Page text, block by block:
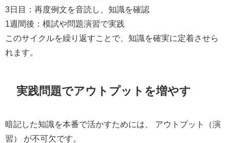
3日目：再度例文を音読し、知識を確認
1週間後：模試や問題演習で実践
このサイクルを繰り返すことで、知識を確実に定着させら
れます。
実践問題でアウトプットを増やす
暗記した知識を本番で活かすためには、 アウトプット（演
習） が不可欠です。